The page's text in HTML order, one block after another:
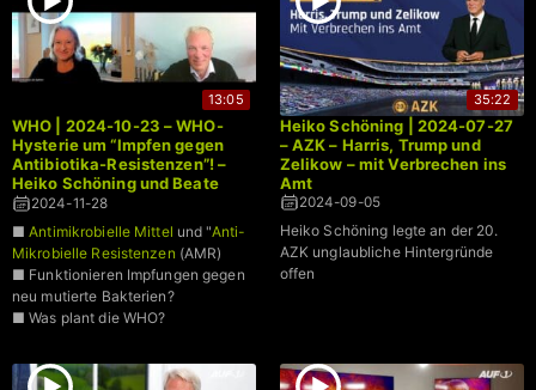
13:05
WHO | 2024-10-23 – WHO-
Hysterie um “Impfen gegen
Antibiotika-Resistenzen”! –
Heiko Schöning und Beate
Bahner klären auf
2024-11-28
■Antimikrobielle Mittel und "Anti-
Mikrobielle Resistenzen (AMR)
■ Funktionieren Impfungen gegen
neu mutierte Bakterien?
■ Was plant die WHO?
35:22
Heiko Schöning | 2024-07-27
– AZK – Harris, Trump und
Zelikow – mit Verbrechen ins
Amt
2024-09-05
Heiko Schöning legte an der 20.
AZK unglaubliche Hintergründe
offen